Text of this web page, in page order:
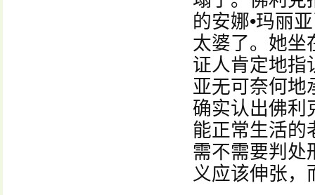
的安娜•玛丽
太婆了。她坐
证人肯定地指
亚无可奈何地
确实认出佛利
能正常生活的
需不需要判处
义应该伸张，